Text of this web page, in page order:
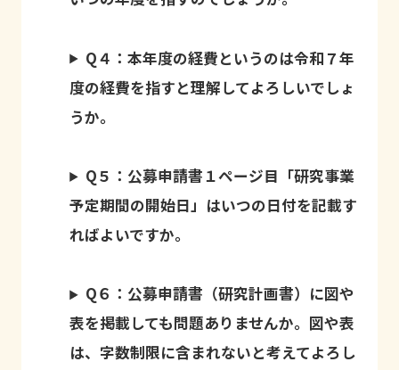
Q４：本年度の経費というのは令和７年
度の経費を指すと理解してよろしいでしょ
うか。
Q５：公募申請書１ページ目「研究事業
予定期間の開始日」はいつの日付を記載す
ればよいですか。
Q６：公募申請書（研究計画書）に図や
表を掲載しても問題ありませんか。図や表
は、字数制限に含まれないと考えてよろし